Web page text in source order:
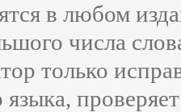
в любом
числа
только
языка,